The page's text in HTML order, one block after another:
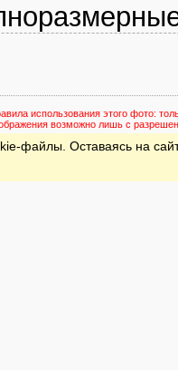
использования этого фото:
возможно лишь с
файлы. Оставаясь на